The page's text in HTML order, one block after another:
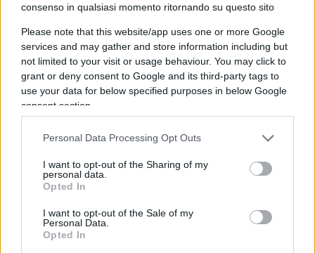
consenso in qualsiasi momento ritornando su questo sito
Please note that this website/app uses one or more Google
services and may gather and store information including but
not limited to your visit or usage behaviour. You may click to
grant or deny consent to Google and its third-party tags to
use your data for below specified purposes in below Google
consent section.
Personal Data Processing Opt Outs
I want to opt-out of the Sharing of my
personal data.
Opted In
I want to opt-out of the Sale of my
Personal Data.
Opted In
La Commissione Ue è infatti esposta per 313
milioni di dollari. Soldi nostri, per intenderci.
L’ennesimo affare lungimirante, non ci sono
dubbi. “Abbiamo supportato diversi prestiti della
Banca Europea per gli Investimenti alla fabbrica di
attuale ammonta a 313 milioni di dollari, garantiti
dal Fondo Europeo per gli Investimenti Strategici”
la conferma di Johanna Bernsel, portavoce della
Commissione Ue per il mercato interno, durante il
briefing con la stampa a Bruxelles, ricordando che
le garanzie dell’esecutivo Ue sono coperte dal